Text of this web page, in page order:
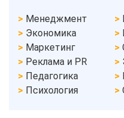
Менеджмент
Экономика
Маркетинг
Реклама и PR
Педагогика
Психология